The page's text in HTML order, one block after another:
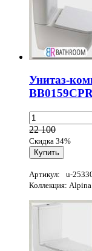
Унитаз-
22 100
Скидка 34%
Артикул: u-
Коллекция: Alpina